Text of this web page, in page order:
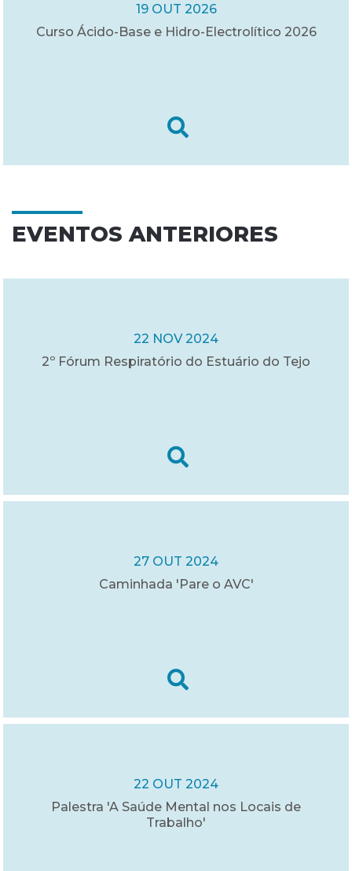
19 OUT 2026
Curso Ácido-Base e Hidro-Electrolítico 2026
EVENTOS ANTERIORES
22 NOV 2024
2º Fórum Respiratório do Estuário do Tejo
27 OUT 2024
Caminhada 'Pare o AVC'
22 OUT 2024
Palestra 'A Saúde Mental nos Locais de
Trabalho'